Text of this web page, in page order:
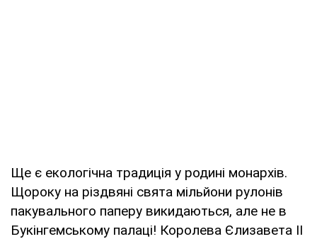
Ще є екологічна традиція у родині монархів.
Щороку на різдвяні свята мільйони рулонів
пакувального паперу викидаються, але не в
Букінгемському палаці! Королева Єлизавета ІІ